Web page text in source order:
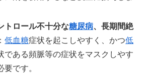
トロール不十分な糖尿病、長期間絶
：低血糖症状を起こしやすく、かつ低
である頻脈等の症状をマスクしやす
要です。